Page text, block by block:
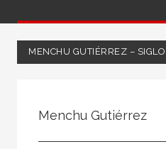
MENCHU GUTIÉRREZ –
Menchu Gutiérrez